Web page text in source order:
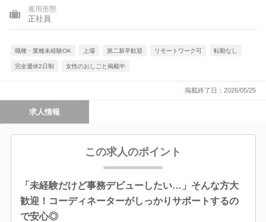
雇用形態
正社員
職種・業種未経験OK 上場 第二新卒歓迎 リモートワーク可 転勤なし
完全週休2日制 女性のおしごと掲載中
掲載終了日：2026/05/25
求人情報
この求人のポイント
「未経験だけど事務デビューしたい…」そんな方大
歓迎！コーディネーターがしっかりサポートするの
で安心◎